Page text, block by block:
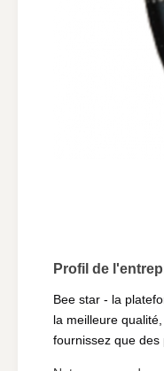
Profil de
Bee star - la
la meilleure
fournissez que des